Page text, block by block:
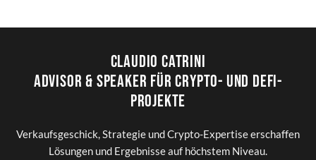
Claudio Catrini
Advisor & Speaker für Crypto- und DeFi-
Projekte
Verkaufsgeschick, Strategie und Crypto-Expertise erschaffen
Lösungen und Ergebnisse auf höchstem Niveau.